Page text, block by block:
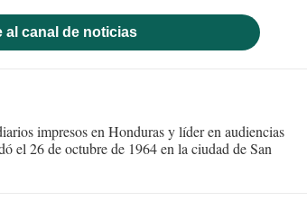
al canal de noticias
impresos en Honduras y líder en audiencias
el 26 de octubre de 1964 en la ciudad de San